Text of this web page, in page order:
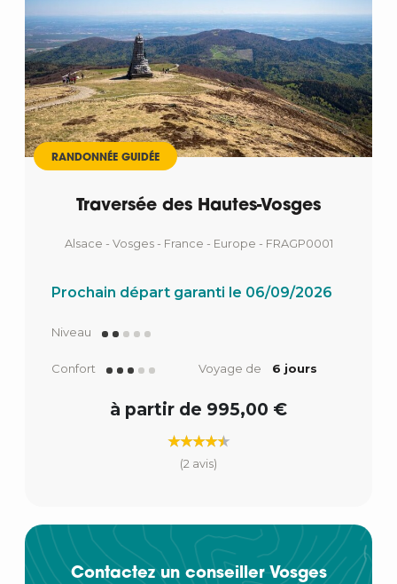
RANDONNÉE GUIDÉE
Traversée des Hautes-Vosges
Alsace - Vosges - France - Europe - FRAGP0001
Prochain départ garanti le 06/09/2026
Niveau
Confort Voyage de 6 jours
à partir de 995,00 €
(2 avis)
Contactez un conseiller Vosges